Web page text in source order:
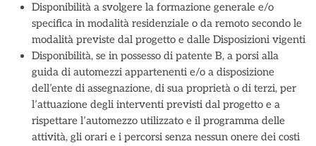
Disponibilità a svolgere la formazione generale e/o
specifica in modalità residenziale o da remoto secondo le
modalità previste dal progetto e dalle Disposizioni vigenti
Disponibilità, se in possesso di patente B, a porsi alla
guida di automezzi appartenenti e/o a disposizione
dell’ente di assegnazione, di sua proprietà o di terzi, per
l’attuazione degli interventi previsti dal progetto e a
rispettare l’automezzo utilizzato e il programma delle
attività, gli orari e i percorsi senza nessun onere dei costi